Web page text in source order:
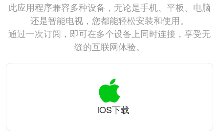
此应用程序兼容多种设备，无论是手机、平板、电脑
还是智能电视，您都能轻松安装和使用。
通过一次订阅，即可在多个设备上同时连接，享受无
缝的互联网体验。
iOS下载